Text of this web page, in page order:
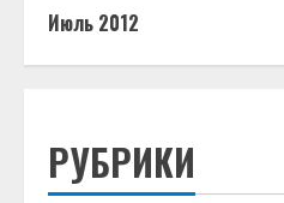
Июль 2012
РУБРИКИ